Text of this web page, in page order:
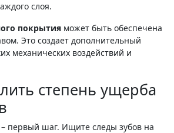
слоя.
покрытия может быть обеспечена
Это создает дополнительный
механических воздействий и
степень ущерба
первый шаг. Ищите следы зубов на